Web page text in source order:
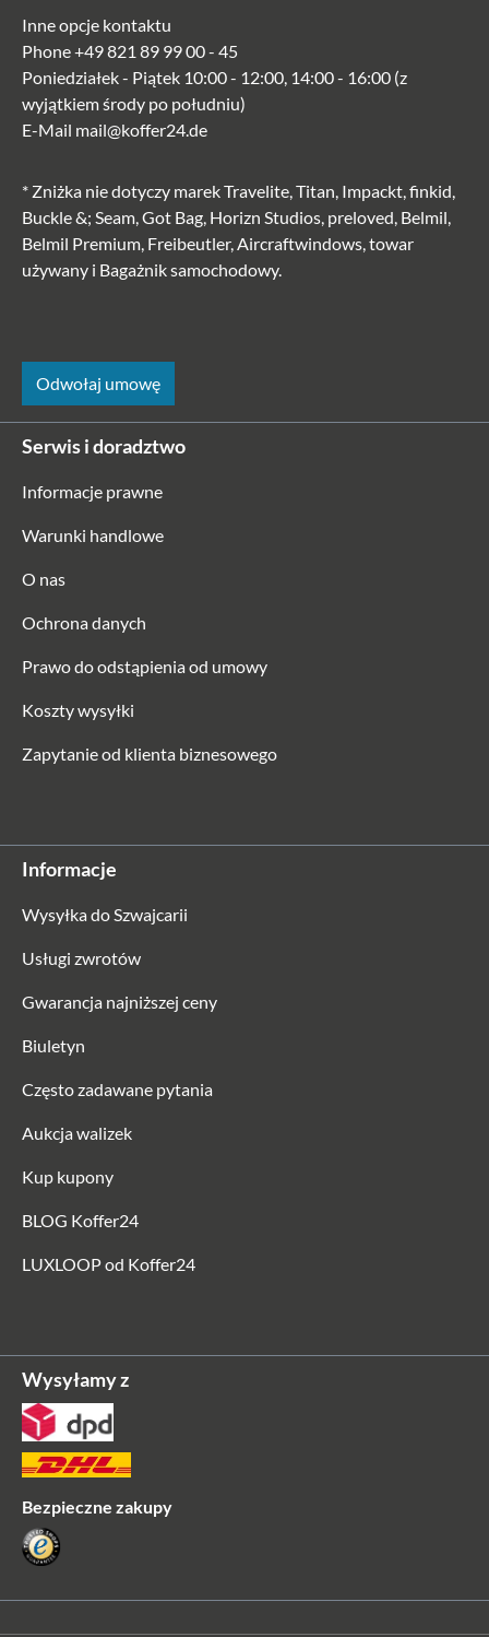
1 390,35 zł* 1 251,32 zł*
-4%
Jost
Plecak na co dzień RIGA - czarny
692,85 zł* 663,97 zł*
Pokrowiec ochronny na walizkę – „Mógłbym
naprawdę robić z wakacji swój zawód” –
pokrowiec ochronny na walizkę, rozmiar L
139,04 zł* Od 92,54 zł*
692,85 zł*
-47%
Inne opcje kontaktu
Phone+49 821 89 99 00 - 45
Poniedziałek - Piątek 10:00 - 12:00, 14:00 - 16:00 (z
wyjątkiem środy po południu)
E-Mail mail@koffer24.de
* Zniżka nie dotyczy marek Travelite, Titan, Impackt, finkid,
Buckle &; Seam, Got Bag, Horizn Studios, preloved, Belmil,
Belmil Premium, Freibeutler, Aircraftwindows, towar
używany i Bagażnik samochodowy.
Odwołaj umowę
Serwis i doradztwo
Informacje prawne
Warunki handlowe
O nas
Ochrona danych
Prawo do odstąpienia od umowy
Koszty wysyłki
Zapytanie od klienta biznesowego
Informacje
Wysyłka do Szwajcarii
Usługi zwrotów
Gwarancja najniższej ceny
Biuletyn
Często zadawane pytania
Aukcja walizek
Kup kupony
BLOG Koffer24
LUXLOOP od Koffer24
Wysyłamy z
Bezpieczne zakupy